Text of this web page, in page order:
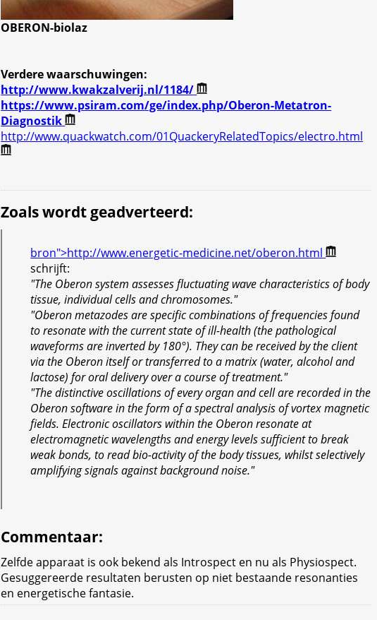
OBERON-biolaz
Verdere waarschuwingen:
http://www.kwakzalverij.nl/1184/
https://www.psiram.com/ge/index.php/Oberon-Metatron-
Diagnostik
http://www.quackwatch.com/01QuackeryRelatedTopics/electro.html
Zoals wordt geadverteerd:
bron">http://www.energetic-medicine.net/oberon.html
schrijft:
"The Oberon system assesses fluctuating wave characteristics of body
tissue, individual cells and chromosomes."
"Oberon metazodes are specific combinations of frequencies found
to resonate with the current state of ill-health (the pathological
waveforms are inverted by 180°). They can be received by the client
via the Oberon itself or transferred to a matrix (water, alcohol and
lactose) for oral delivery over a course of treatment."
"The distinctive oscillations of every organ and cell are recorded in the
Oberon software in the form of a spectral analysis of vortex magnetic
fields. Electronic oscillators within the Oberon resonate at
electromagnetic wavelengths and energy levels sufficient to break
weak bonds, to read bio-activity of the body tissues, whilst selectively
amplifying signals against background noise."
Commentaar:
Zelfde apparaat is ook bekend als Introspect en nu als Physiospect.
Gesuggereerde resultaten berusten op niet bestaande resonanties
en energetische fantasie.